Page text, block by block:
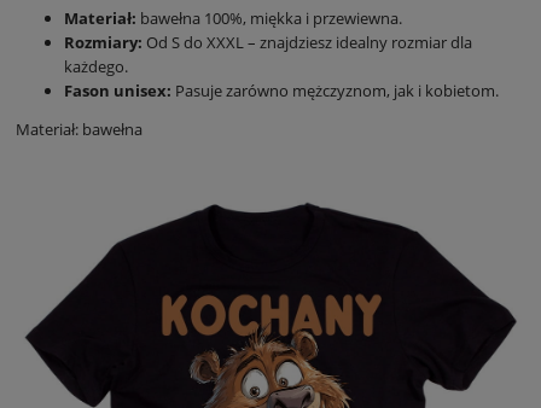
Materiał: bawełna 100%, miękka i przewiewna.
Rozmiary: Od S do XXXL – znajdziesz idealny rozmiar dla
każdego.
Fason unisex: Pasuje zarówno mężczyznom, jak i kobietom.
Materiał: bawełna